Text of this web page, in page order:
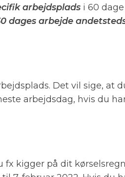
arbejdsplads i 60
dages arbejde
Det vil sige, at
arbejdsdag, hvis du
fx kigger på dit